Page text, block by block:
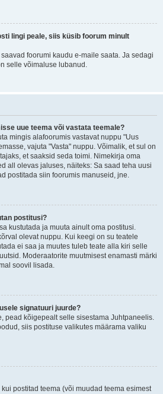
lingi peale, siis küsib foorum minult
foorumi kaudu e-maile saata. Ja sedagi
selle võimaluse lubanud.
uue teema või vastata teemale?
mingis alafoorumis vastavat nuppu "Uus
vajuta "Vasta" nuppu. Võimalik, et sul on
et saaksid seda toimi. Nimekirja oma
all olevas jaluses, näiteks: Sa saad teha uusi
postitada siin foorumis manuseid, jne.
postitusi?
kustutada ja muuta ainult oma postitusi.
olevat nuppu. Kui keegi on su teatele
ei saa ja muutes tuleb teate alla kiri selle
Moderaatorite muutmisest enamasti märki
soovil lisada.
signatuuri juurde?
pead kõigepealt selle sisestama Juhtpaneelis.
siis postituse valikutes määrama valiku
postitad teema (või muudad teema esimest